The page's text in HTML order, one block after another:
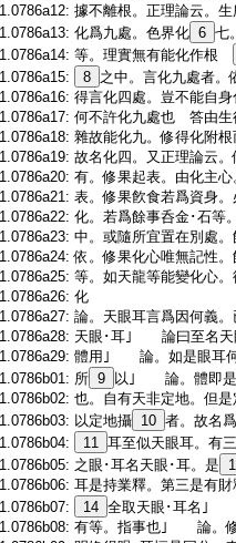
據不離根。正理論云。
化爲九處。色界化 6 七
等。理實無有能化作根
8 之中。言化九處者
得言化四處。豈不能自
何不許化九處也 答由生
雜故能化九。修得化附
故名化四。又正理論云
有。修果起表。由化主
表。修果飮食若爲資身
化。若爲餘事呑金･石等
中。或隨所宜置在別處
依。修果化心唯無記性
等。如天龍等能變化心
化
論。天眼耳言爲因何義
天眼･耳｣ 論曰至名天
體用｣ 論。如是眼耳何
所 9
以｣ 論。體即是
也。自有天非定地。但
以定地攝 10 者。故名
11 耳至似天眼耳。有
之眼･耳名天眼･耳。是
耳是持業釋。第三是有財
14 全取天眼･耳名｣
有等。指事也｣ 論。修